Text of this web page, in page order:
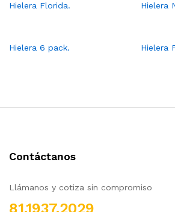
Hielera Florida. Hielera
Hielera 6 pack. Hielera
Contáctanos
Llámanos y cotiza sin compromiso
81.1937.2029